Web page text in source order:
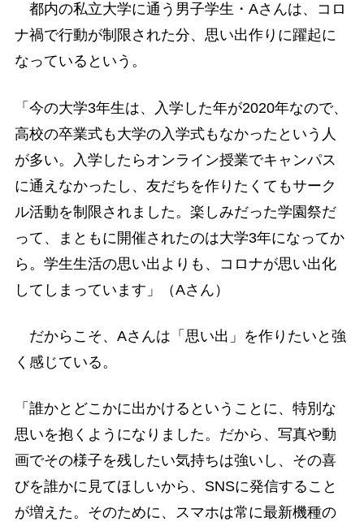
都内の私立大学に通う男子学生・Aさんは、コロ
ナ禍で行動が制限された分、思い出作りに躍起に
なっているという。
「今の大学3年生は、入学した年が2020年なので、
高校の卒業式も大学の入学式もなかったという人
が多い。入学したらオンライン授業でキャンパス
に通えなかったし、友だちを作りたくてもサーク
ル活動を制限されました。楽しみだった学園祭だ
って、まともに開催されたのは大学3年になってか
ら。学生生活の思い出よりも、コロナが思い出化
してしまっています」（Aさん）
だからこそ、Aさんは「思い出」を作りたいと強
く感じている。
「誰かとどこかに出かけるということに、特別な
思いを抱くようになりました。だから、写真や動
画でその様子を残したい気持ちは強いし、その喜
びを誰かに見てほしいから、SNSに発信すること
が増えた。そのために、スマホは常に最新機種の